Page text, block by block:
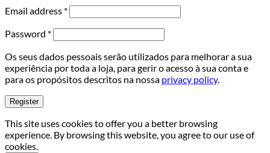
Email address *Required
Password *Required
Os seus dados pessoais serão utilizados para melhorar a sua
experiência por toda a loja, para gerir o acesso à sua conta e
para os propósitos descritos na nossa privacy policy.
Register
This site uses cookies to offer you a better browsing
experience. By browsing this website, you agree to our use of
cookies.